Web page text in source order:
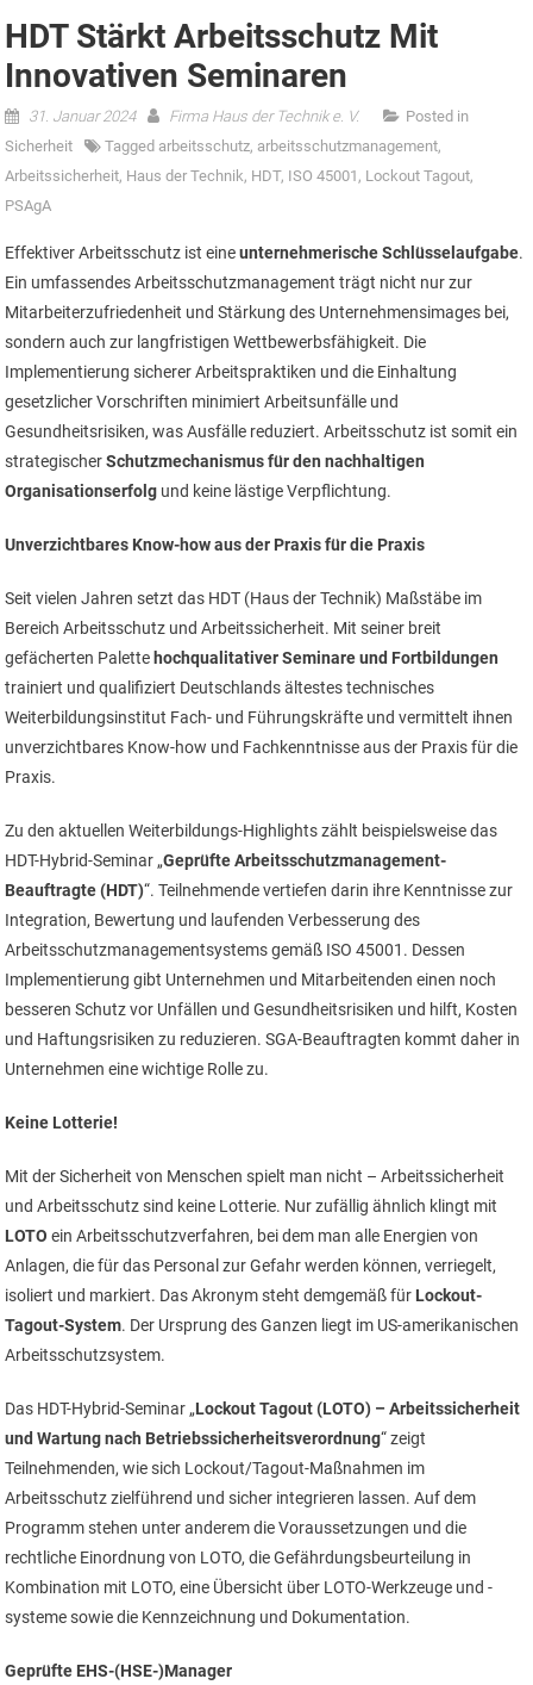
HDT Stärkt Arbeitsschutz Mit
Innovativen Seminaren
31. Januar 2024 Firma Haus der Technik e. V.
Posted in
Sicherheit
Tagged arbeitsschutz, arbeitsschutzmanagement,
Arbeitssicherheit, Haus der Technik, HDT, ISO 45001 , Lockout Tagout,
PSAgA
Effektiver Arbeitsschutz ist eineunternehmerische Schlüsselaufgabe.
Ein umfassendes Arbeitsschutzmanagement trägt nicht nur zur
Mitarbeiterzufriedenheit und Stärkung des Unternehmensimages bei,
sondern auch zur langfristigen Wettbewerbsfähigkeit. Die
Implementierung sicherer Arbeitspraktiken und die Einhaltung
gesetzlicher Vorschriften minimiert Arbeitsunfälle und
Gesundheitsrisiken, was Ausfälle reduziert. Arbeitsschutz ist somit ein
strategischerSchutzmechanismus für den nachhaltigen
Organisationserfolg und keine lästige Verpflichtung.
Unverzichtbares Know-how aus der Praxis für die Praxis
Seit vielen Jahren setzt das HDT (Haus der Technik) Maßstäbe im
Bereich Arbeitsschutz und Arbeitssicherheit. Mit seiner breit
gefächerten Palette hochqualitativer Seminare und Fortbildungen
trainiert und qualifiziert Deutschlands ältestes technisches
Weiterbildungsinstitut Fach- und Führungskräfte und vermittelt ihnen
unverzichtbares Know-how und Fachkenntnisse aus der Praxis für die
Praxis.
Zu den aktuellen Weiterbildungs-Highlights zählt beispielsweise das
HDT-Hybrid-Seminar „Geprüfte Arbeitsschutzmanagement-
Beauftragte (HDT)“. Teilnehmende vertiefen darin ihre Kenntnisse zur
Integration, Bewertung und laufenden Verbesserung des
Arbeitsschutzmanagementsystems gemäß ISO 45001. Dessen
Implementierung gibt Unternehmen und Mitarbeitenden einen noch
besseren Schutz vor Unfällen und Gesundheitsrisiken und hilft, Kosten
und Haftungsrisiken zu reduzieren. SGA-Beauftragten kommt daher in
Unternehmen eine wichtige Rolle zu.
Keine Lotterie!
Mit der Sicherheit von Menschen spielt man nicht – Arbeitssicherheit
und Arbeitsschutz sind keine Lotterie. Nur zufällig ähnlich klingt mit
LOTO ein Arbeitsschutzverfahren, bei dem man alle Energien von
Anlagen, die für das Personal zur Gefahr werden können, verriegelt,
isoliert und markiert. Das Akronym steht demgemäß für Lockout-
Tagout-System. Der Ursprung des Ganzen liegt im US-amerikanischen
Arbeitsschutzsystem.
Das HDT-Hybrid-Seminar „Lockout Tagout (LOTO) – Arbeitssicherheit
und Wartung nach Betriebssicherheitsverordnung“ zeigt
Teilnehmenden, wie sich Lockout/Tagout-Maßnahmen im
Arbeitsschutz zielführend und sicher integrieren lassen. Auf dem
Programm stehen unter anderem die Voraussetzungen und die
rechtliche Einordnung von LOTO, die Gefährdungsbeurteilung in
Kombination mit LOTO, eine Übersicht über LOTO-Werkzeuge und -
systeme sowie die Kennzeichnung und Dokumentation.
Geprüfte EHS-(HSE-)Manager